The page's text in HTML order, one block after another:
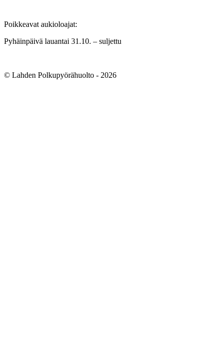
Poikkeavat aukioloajat:
Pyhäinpäivä lauantai 31.10. – suljettu
© Lahden Polkupyörähuolto - 2026